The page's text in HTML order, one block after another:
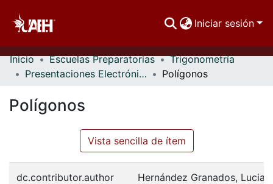
Iniciar sesión
Comunidades
Estadísticas
Inicio Escuelas Preparatorias
Trigonometría
Presentaciones Electrónicas
Polígonos
Polígonos
Vista sencilla de ítem
dc.contributor.author Hernández Granados, Lucia